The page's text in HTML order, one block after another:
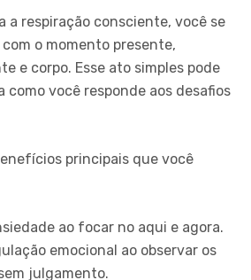
a respiração consciente, você se
o momento presente,
e corpo. Esse ato simples pode
você responde aos desafios
principais que você
ao focar no aqui e agora.
emocional ao observar os
julgamento.